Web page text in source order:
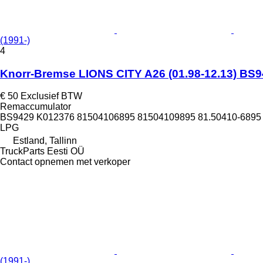
(1991-)
4
Knorr-Bremse LIONS CITY A26 (01.98-12.13)
€ 50 Exclusief BTW
Remaccumulator
BS9429 K012376 81504106895 81504109895 81.50410-
LPG
Estland, Tallinn
TruckParts Eesti OÜ
Contact opnemen met verkoper